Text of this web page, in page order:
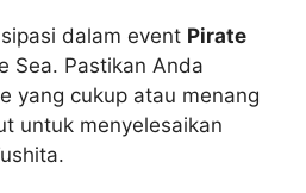
dalam event Pirate
Sea. Pastikan Anda
yang cukup atau menang
untuk menyelesaikan